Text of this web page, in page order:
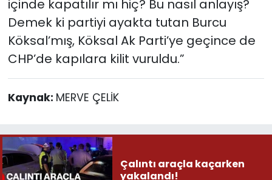
içinde kapatılır mı hiç? Bu nasıl anlayış?
Demek ki partiyi ayakta tutan Burcu
Köksal’mış, Köksal Ak Parti’ye geçince de
CHP’de kapılara kilit vuruldu.”
Kaynak: MERVE ÇELİK
Çalıntı araçla kaçarken
yakalandı!